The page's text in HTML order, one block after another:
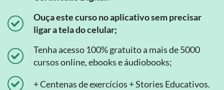
Ouça este curso no aplicativo sem precisar
ligar a tela do celular;
Tenha acesso 100% gratuito a mais de 5000
cursos online, ebooks e áudiobooks;
+ Centenas de exercícios + Stories Educativos.